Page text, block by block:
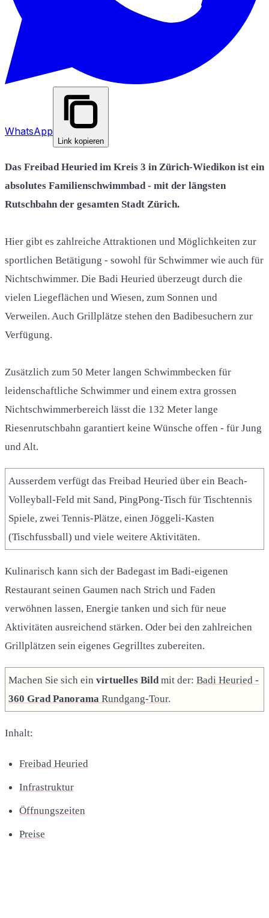
WhatsApp
Link kopieren
Das Freibad Heuried im Kreis 3 in Zürich-Wiedikon ist ein
absolutes Familienschwimmbad - mit der längsten
Rutschbahn der gesamten Stadt Zürich.
Hier gibt es zahlreiche Attraktionen und Möglichkeiten zur
sportlichen Betätigung - sowohl für Schwimmer wie auch für
Nichtschwimmer. Die Badi Heuried überzeugt durch die
vielen Liegeflächen und Wiesen, zum Sonnen und
Verweilen. Auch Grillplätze stehen den Badibesuchern zur
Verfügung.
Zusätzlich zum 50 Meter langen Schwimmbecken für
leidenschaftliche Schwimmer und einem extra grossen
Nichtschwimmerbereich lässt die 132 Meter lange
Riesenrutschbahn garantiert keine Wünsche offen - für Jung
und Alt.
Ausserdem verfügt das Freibad Heuried über ein Beach-
Volleyball-Feld mit Sand, PingPong-Tisch für Tischtennis
Spiele, zwei Tennis-Plätze, einen Jöggeli-Kasten
(Tischfussball) und viele weitere Aktivitäten.
Kulinarisch kann sich der Badegast im Badi-eigenen
Restaurant seinen Gaumen nach Strich und Faden
verwöhnen lassen, Energie tanken und sich für neue
Aktivitäten ausreichend stärken. Oder bei den zahlreichen
Grillplätzen sein eigenes Gegrilltes zubereiten.
Machen Sie sich ein virtuelles Bildmit der: Badi Heuried -
360 Grad Panorama Rundgang-Tour.
Inhalt:
Freibad Heuried
Infrastruktur
Öffnungszeiten
Preise